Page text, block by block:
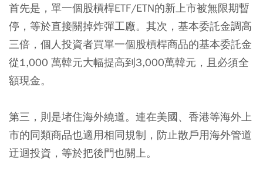
首先是，單一個股槓桿ETF/ETN的新上市被無限期暫
停，等於直接關掉炸彈工廠。其次，基本委託金調高
三倍，個人投資者買單一個股槓桿商品的基本委託金
從1,000 萬韓元大幅提高到3,000萬韓元，且必須全
額現金。
第三，則是堵住海外繞道。連在美國、香港等海外上
市的同類商品也適用相同規制，防止散戶用海外管道
迂迴投資，等於把後門也關上。